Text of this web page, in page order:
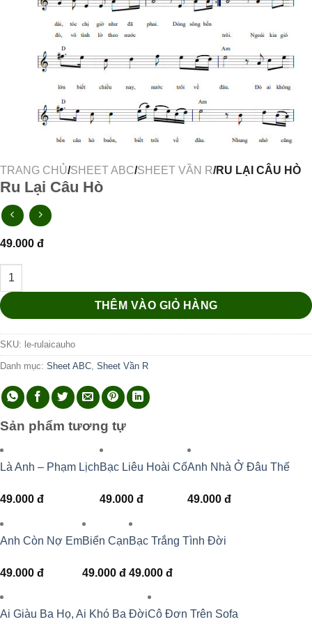
TRANG CHỦ/SHEET ABC/SHEET VẦN R/RU LẠI CÂU HÒ
Ru Lại Câu Hò
49.000 đ
Ru Lại Câu Hò số lượng
THÊM VÀO GIỎ HÀNG
SKU: le-rulaicauho
Danh mục: Sheet ABC Sheet Vần R
Sản phẩm tương tự
Là Anh – Phạm Lịch
49.000 đ
Bạc Liêu Hoài Cổ
49.000 đ
Anh Nhà Ở Đâu Thế
49.000 đ
Anh Còn Nợ Em
49.000 đ
Biển Cạn
49.000 đ
Bạc Trắng Tình Đời
49.000 đ
Ai Giàu Ba Họ, Ai Khó Ba ĐờiCô Đơn Trên Sofa